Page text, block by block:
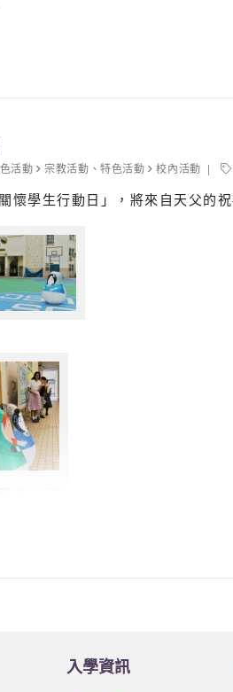
知，Cliff、Jennifer走遍各大校園
活動 宗教活動 、特色活動 校內活動
懷學生行動日」，將來自天父的
入學資訊